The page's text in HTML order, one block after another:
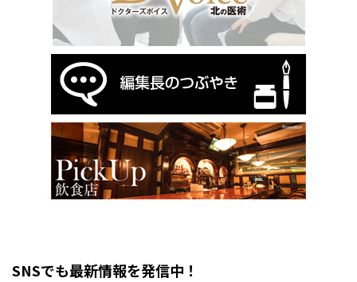
SNSでも最新情報を発信中！